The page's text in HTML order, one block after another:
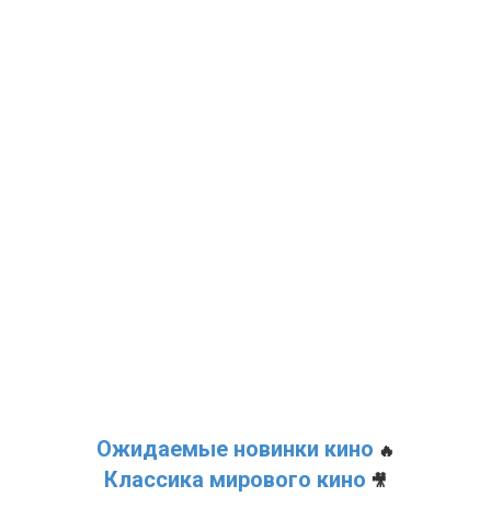
Ожидаемые новинки кино 🔥
Классика мирового кино 🎥